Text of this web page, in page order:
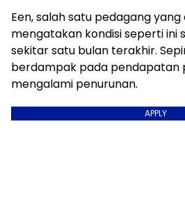
Een, salah satu pedagang
mengatakan kondisi seperti ini
sekitar satu bulan terakhir.
berdampak pada pendapatan
mengalami penurunan.
APPLY